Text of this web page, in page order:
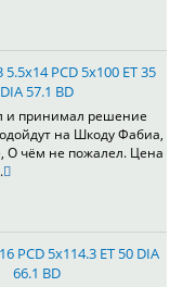
PCD 5x100 ET 35
DIA 57.1 BD
и принимал решение
на Шкоду Фабиа,
О чём не пожалел. Цена
PCD 5x114.3 ET 50 DIA
66.1 BD